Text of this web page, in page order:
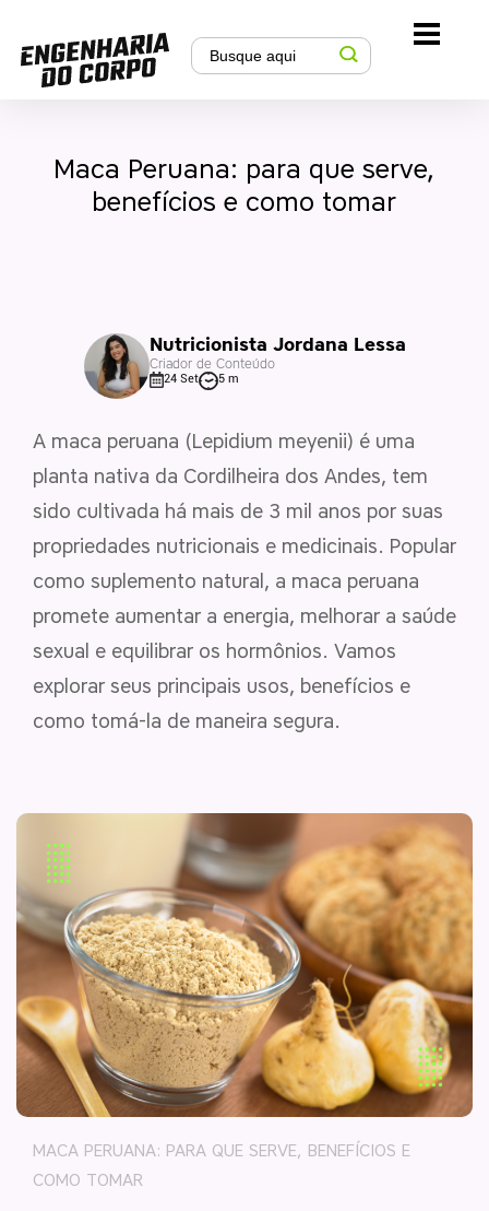
Maca Peruana: para que serve,
benefícios e como tomar
Nutricionista Jordana Lessa
Criador de Conteúdo
24 Set 5 m
A maca peruana (Lepidium meyenii) é uma
planta nativa da Cordilheira dos Andes, tem
sido cultivada há mais de 3 mil anos por suas
propriedades nutricionais e medicinais. Popular
como suplemento natural, a maca peruana
promete aumentar a energia, melhorar a saúde
sexual e equilibrar os hormônios. Vamos
explorar seus principais usos, benefícios e
como tomá-la de maneira segura.
MACA PERUANA: PARA QUE SERVE, BENEFÍCIOS E
COMO TOMAR